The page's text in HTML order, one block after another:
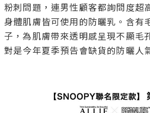
粉刺問題，連男性顧客都詢問度超
身體肌膚皆可使用的防曬乳。含有
子，為肌膚帶來透明感呈現不顯毛
對是今年夏季預告會缺貨的防曬人